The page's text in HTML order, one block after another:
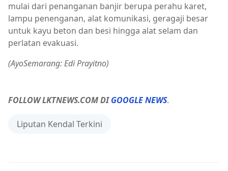
mulai dari penanganan banjir berupa perahu karet,
lampu penenganan, alat komunikasi, geragaji besar
untuk kayu beton dan besi hingga alat selam dan
perlatan evakuasi.
(AyoSemarang: Edi Prayitno)
FOLLOW LKTNEWS.COM DIGOOGLE NEWS.
Liputan Kendal Terkini